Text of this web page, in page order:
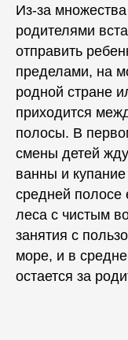
Из-за
родителями
отправить
пределами, на
родной стране
приходится
полосы. В
смены детей
ванны и
средней полосе
леса с чистым
занятия с
море, и в
остается за